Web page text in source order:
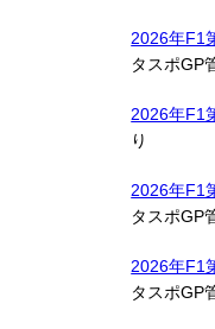
2026年F1
タスポGP
2026年F1
り
2026年F1
タスポGP
2026年F1
タスポGP